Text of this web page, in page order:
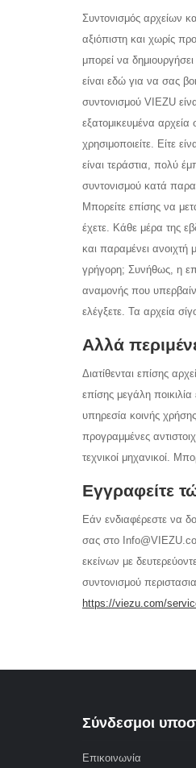
Συντονισμός αρχείων
αξιόπιστη και χωρίς
μπορεί να
είναι εδώ για να σας
συντονισμού VIEZU
εξατομικευμένα
χρησιμοποιείτε. Είτε
είναι τεράστια, πολύ
συντονισμού κατά
Μπορείτε επίσης να
έχετε. Κάθε μέρα της
και παραμένει ανοιχτή
γρήγορη; Συνήθως, η
αναμονής που
ελέγξετε. Τα αρχεία
Αλλά
Διατίθενται επίσης
επίσης μεγάλη
υπηρεσία κοινής
προγραμμένες
τεχνικοί μηχανικοί.
Εγγραφείτε
Εάν ενδιαφέρεστε να
σας στο
εκείνων με
συντονισμού
https://viezu.com/
Σύνδεσμοι
Επικοινωνία